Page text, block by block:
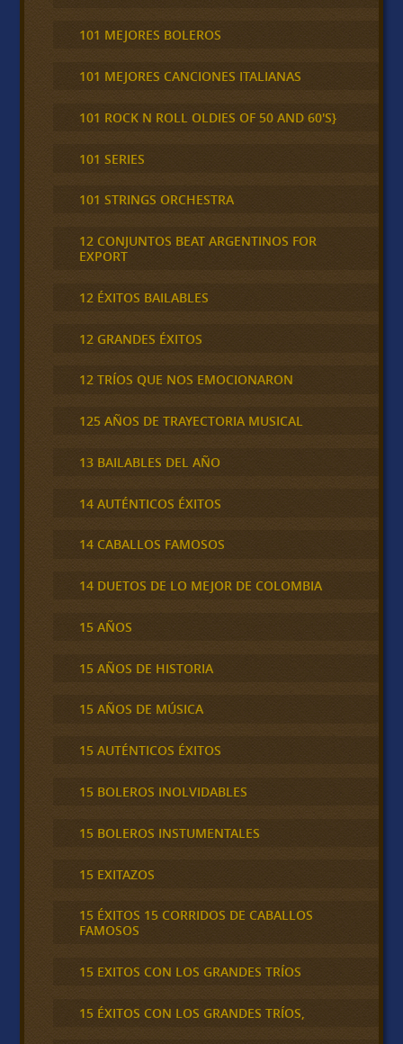
101 MEJORES BOLEROS
101 MEJORES CANCIONES ITALIANAS
101 ROCK N ROLL OLDIES OF 50 AND 60'S}
101 SERIES
101 STRINGS ORCHESTRA
12 CONJUNTOS BEAT ARGENTINOS FOR
EXPORT
12 ÉXITOS BAILABLES
12 GRANDES ÉXITOS
12 TRÍOS QUE NOS EMOCIONARON
125 AÑOS DE TRAYECTORIA MUSICAL
13 BAILABLES DEL AÑO
14 AUTÉNTICOS ÉXITOS
14 CABALLOS FAMOSOS
14 DUETOS DE LO MEJOR DE COLOMBIA
15 AÑOS
15 AÑOS DE HISTORIA
15 AÑOS DE MÚSICA
15 AUTÉNTICOS ÉXITOS
15 BOLEROS INOLVIDABLES
15 BOLEROS INSTUMENTALES
15 EXITAZOS
15 ÉXITOS 15 CORRIDOS DE CABALLOS
FAMOSOS
15 EXITOS CON LOS GRANDES TRÍOS
15 ÉXITOS CON LOS GRANDES TRÍOS,